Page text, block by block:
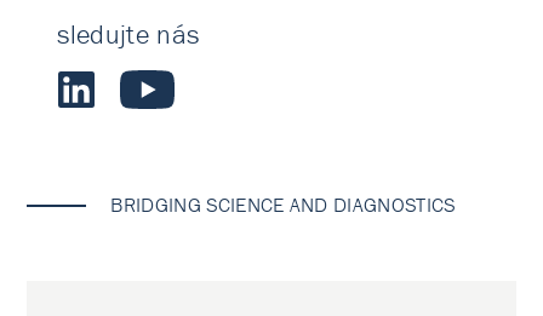
sledujte nás
BRIDGING SCIENCE AND DIAGNOSTICS